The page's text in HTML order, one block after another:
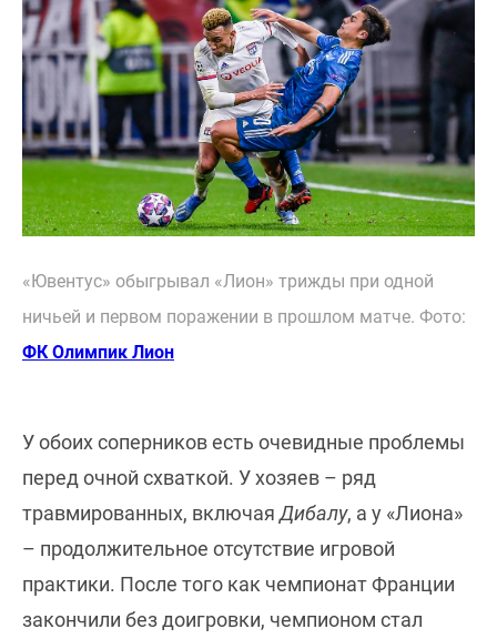
«Ювентус» обыгрывал «Лион» трижды при одной
ничьей и первом поражении в прошлом матче. Фото:
ФК Олимпик Лион
У обоих соперников есть очевидные проблемы
перед очной схваткой. У хозяев – ряд
травмированных, включаяДибалу, а у «Лиона»
– продолжительное отсутствие игровой
практики. После того как чемпионат Франции
закончили без доигровки, чемпионом стал